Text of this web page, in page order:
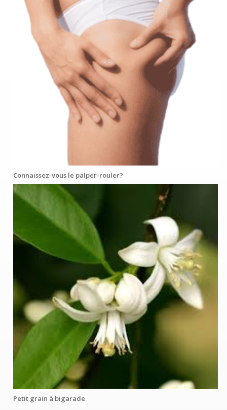
Connaissez-vous le palper-rouler?
Petit grain à bigarade